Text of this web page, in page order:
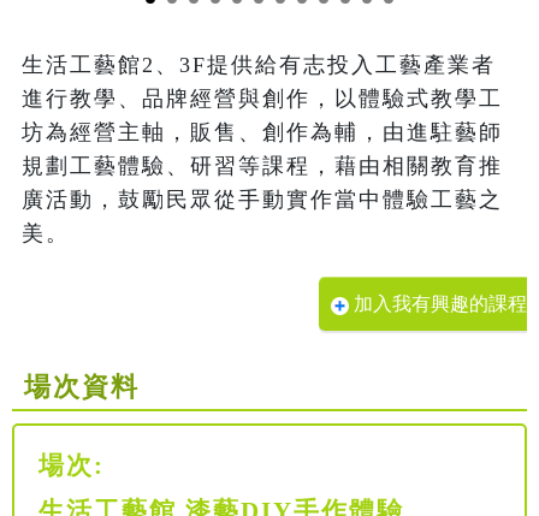
生活工藝館2、3F提供給有志投入工藝產業者
進行教學、品牌經營與創作，以體驗式教學工
坊為經營主軸，販售、創作為輔，由進駐藝師
規劃工藝體驗、研習等課程，藉由相關教育推
廣活動，鼓勵民眾從手動實作當中體驗工藝之
美。
加入我有興趣的課程
場次資料
場次: